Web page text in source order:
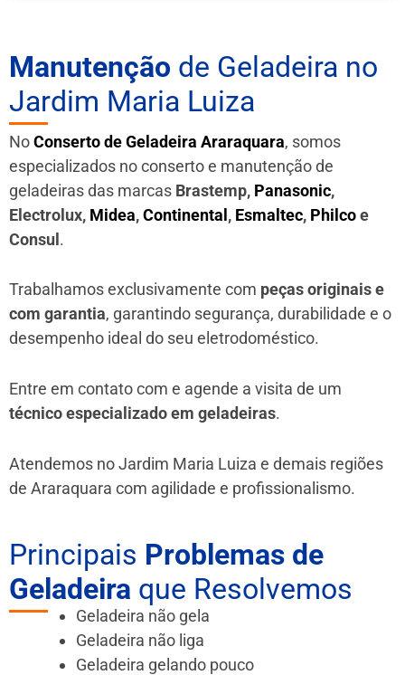
Manutenção de Geladeira no
Jardim Maria Luiza
NoConserto de Geladeira Araraquara, somos
especializados no conserto e manutenção de
geladeiras das marcas Brastemp, Panasonic,
Electrolux, Midea,Continental, Esmaltec, Philcoe
Consul.
Trabalhamos exclusivamente com peças originais e
com garantia, garantindo segurança, durabilidade e o
desempenho ideal do seu eletrodoméstico.
Entre em contato com e agende a visita de um
técnico especializado em geladeiras.
Atendemos no Jardim Maria Luiza e demais regiões
de Araraquara com agilidade e profissionalismo.
Principais Problemas de
Geladeira que Resolvemos
Geladeira não gela
Geladeira não liga
Geladeira gelando pouco